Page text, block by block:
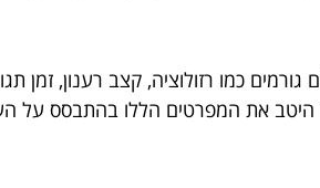
היטב את המפרטים הללו בהתבסס